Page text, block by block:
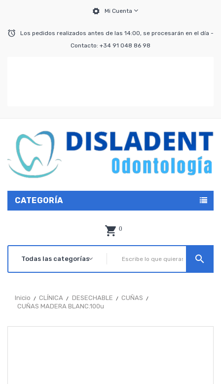
Mi Cuenta
Los pedidos realizados antes de las 14:00, se procesarán en el día -
Contacto: +34 91 048 86 98
CATEGORÍA
0
search
Inicio CLÍNICA DESECHABLE
CUÑAS
CUÑAS MADERA BLANC.100u